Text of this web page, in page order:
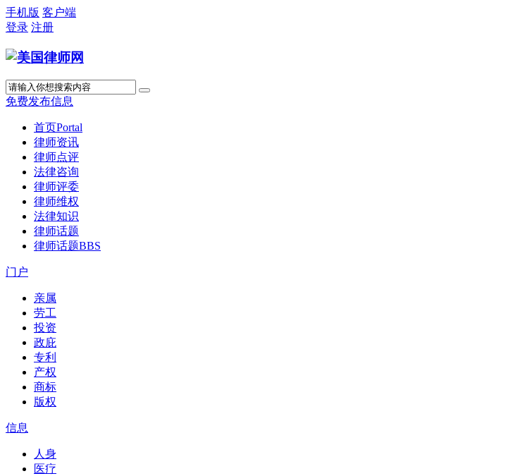
手机版 客户端
登录 注册
免费发布信息
首页Portal
律师资讯
律师点评
法律咨询
律师评委
律师维权
法律知识
律师话题
律师话题BBS
门户
亲属
劳工
投资
政庇
专利
产权
商标
版权
信息
人身
医疗